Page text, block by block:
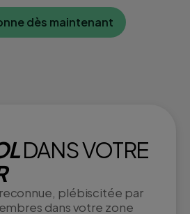
dès maintenant
DANS VOTRE
plébiscitée par
dans votre zone